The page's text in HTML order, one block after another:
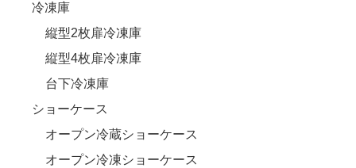
冷凍庫
縦型2枚扉冷凍庫
縦型4枚扉冷凍庫
台下冷凍庫
ショーケース
オープン冷蔵ショーケース
オープン冷凍ショーケース